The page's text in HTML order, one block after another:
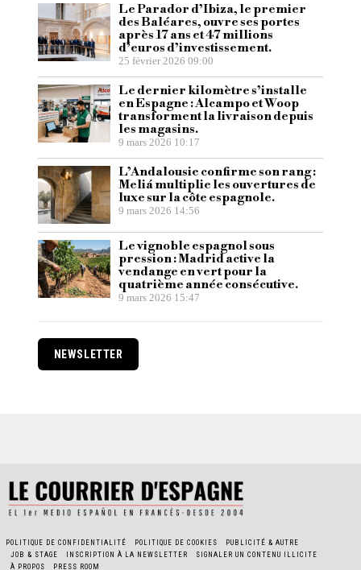
Le Parador d’Ibiza, le premier
des Baléares, ouvre ses portes
après 17 ans et 47 millions
d’euros d’investissement.
25 février 2026 09:00
Le dernier kilomètre s’installe
en Espagne : Alcampo et Woop
transforment la livraison depuis
les magasins.
9 mars 2026 10:17
L’Andalousie confirme son rang :
Meliá multiplie les ouvertures de
luxe sur la côte espagnole.
9 mars 2026 14:56
Le vignoble espagnol sous
pression : Madrid active la
vendange en vert pour la
quatrième année consécutive.
9 mars 2026 15:47
NEWSLETTER
POLITIQUE DE CONFIDENTIALITÉ POLITIQUE DE COOKIES
PUBLICITÉ & AUTRE
JOB & STAGE
INSCRIPTION À LA NEWSLETTER
SIGNALER UN CONTENU ILLICITE
À PROPOS
PRESS ROOM